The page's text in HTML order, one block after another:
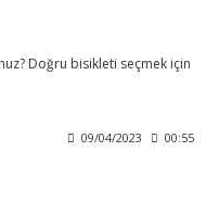
Doğru bisikleti seçmek için
09/04/2023 00:55